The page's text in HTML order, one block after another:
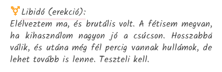
Libidó (erekció):
Elélveztem ma, és brutális volt. A fétisem megvan,
ha kihasználom nagyon jó a csúcson. Hosszabbá
válik, és utána még fél percig vannak hullámok, de
lehet tovább is lenne. Teszteli kell.